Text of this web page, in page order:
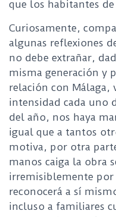
que los habitantes
Curiosamente,
algunas reflexiones
no debe extrañar,
misma generación y
relación con Málaga,
intensidad cada uno
del año, nos haya
igual que a tantos
motiva, por otra
manos caiga la obra
irremisiblemente por
reconocerá a sí
incluso a familiares